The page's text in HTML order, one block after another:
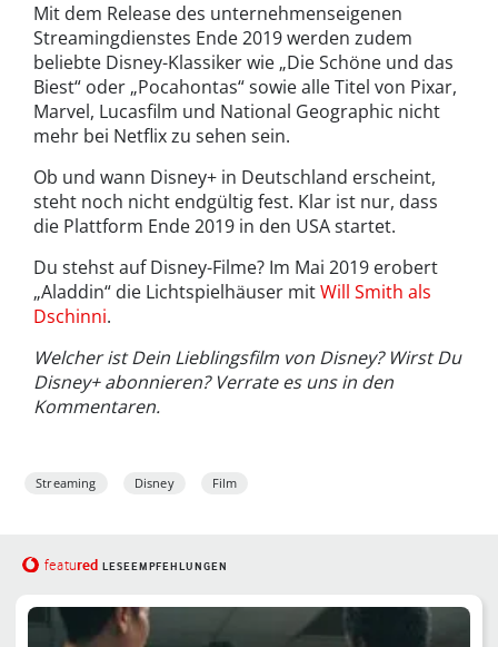
Mit dem Release des unternehmenseigenen
Streamingdienstes Ende 2019 werden zudem
beliebte Disney-Klassiker wie „Die Schöne und das
Biest“ oder „Pocahontas“ sowie alle Titel von Pixar,
Marvel, Lucasfilm und National Geographic nicht
mehr bei Netflix zu sehen sein.
Ob und wann Disney+ in Deutschland erscheint,
steht noch nicht endgültig fest. Klar ist nur, dass
die Plattform Ende 2019 in den USA startet.
Du stehst auf Disney-Filme? Im Mai 2019 erobert
„Aladdin“ die Lichtspielhäuser mitWill Smith als
Dschinni.
Welcher ist Dein Lieblingsfilm von Disney? Wirst Du
Disney+ abonnieren? Verrate es uns in den
Kommentaren.
Streaming Disney Film
featured LESEEMPFEHLUNGEN